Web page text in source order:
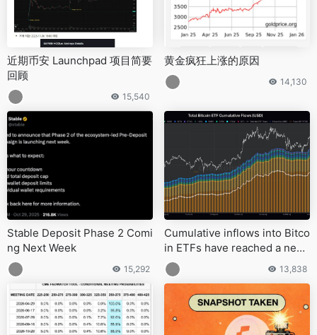
近期币安 Launchpad 项目简要
回顾
15,540
黄金疯狂上涨的原因
14,130
Stable Deposit Phase 2 Comi
ng Next Week
15,292
Cumulative inflows into Bitco
in ETFs have reached a new
all-time high of $40.62bn13,838